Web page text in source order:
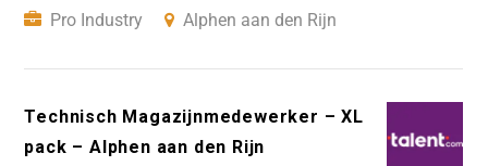
Pro Industry
Alphen aan den Rijn
Technisch Magazijnmedewerker – XL
pack – Alphen aan den Rijn